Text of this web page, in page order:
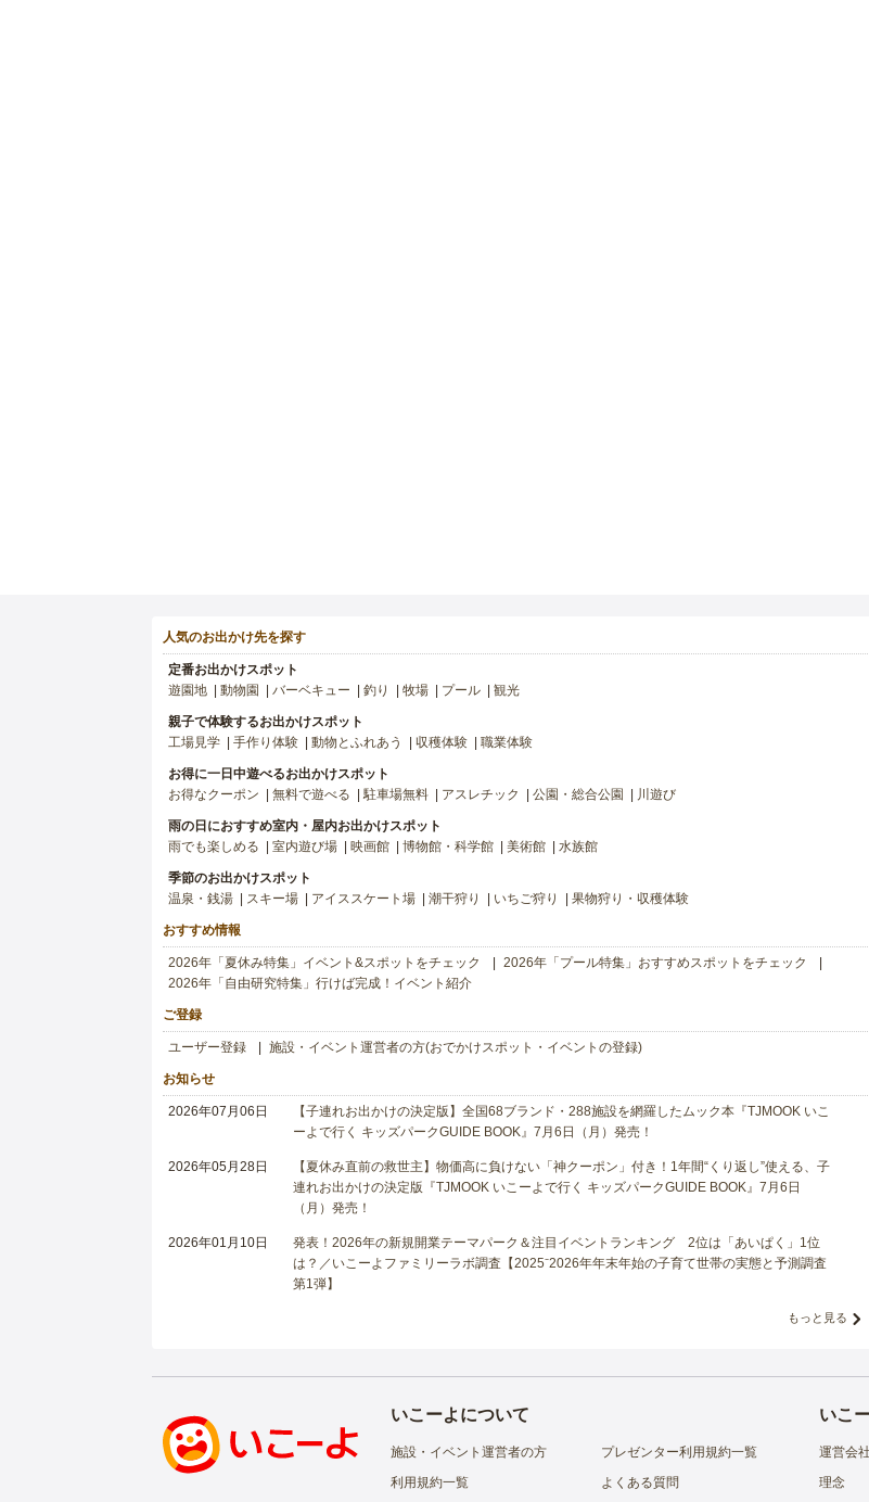
人気のお出かけ先を探す
定番お出かけスポット
遊園地
動物園 バーベキュー 釣り 牧場 プール 観光
親子で体験するお出かけスポット
工場見学
手作り体験 動物とふれあう 収穫体験 職業体験
お得に一日中遊べるお出かけスポット
お得なクーポン
無料で遊べる 駐車場無料 アスレチック 公園・総合公園 川遊び
雨の日におすすめ室内・屋内お出かけスポット
雨でも楽しめる
室内遊び場 映画館 博物館・科学館 美術館 水族館
季節のお出かけスポット
温泉・銭湯
スキー場 アイススケート場 潮干狩り いちご狩り 果物狩り・収穫体験
おすすめ情報
2026年「夏休み特集」イベント&スポットをチェック
2026年「プール特集」おすすめスポットをチェック
2026年「自由研究特集」行けば完成！イベント紹介
ご登録
ユーザー登録 施設・イベント運営者の方(おでかけスポット・イベントの登録)
お知らせ
2026年07月06日
【子連れお出かけの決定版】全国68ブランド・288施設を網羅したムック本『TJMOOK いこ
ーよで行く キッズパークGUIDE BOOK』7月6日（月）発売！
2026年05月28日
【夏休み直前の救世主】物価高に負けない「神クーポン」付き！1年間“くり返し”使える、子
連れお出かけの決定版『TJMOOK いこーよで行く キッズパークGUIDE BOOK』7月6日
（月）発売！
2026年01月10日
発表！2026年の新規開業テーマパーク＆注目イベントランキング 2位は「あいぱく」1位
は？／いこーよファミリーラボ調査【2025⁻2026年年末年始の子育て世帯の実態と予測調査
第1弾】
もっと見る
いこーよについて
施設・イベント運営者の方
プレゼンター利用規約一覧
利用規約一覧
よくある質問
いこ
運営会
理念